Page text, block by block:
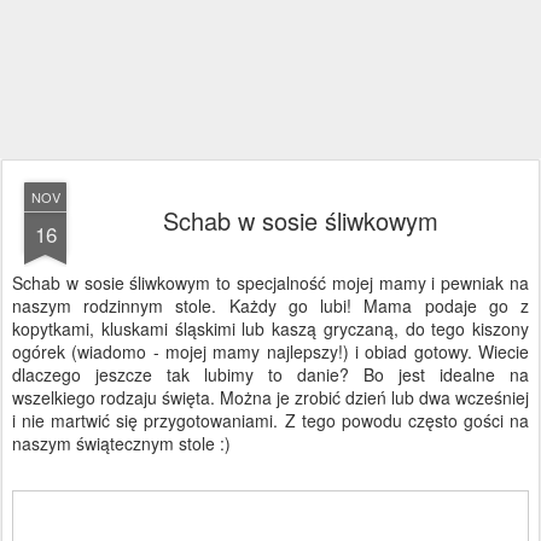
NOV
16 Schab w sosie śliwkowym
Schab w sosie śliwkowym to specjalność mojej mamy i pewniak na
naszym rodzinnym stole. Każdy go lubi! Mama podaje go z
kopytkami, kluskami śląskimi lub kaszą gryczaną, do tego kiszony
ogórek (wiadomo - mojej mamy najlepszy!) i obiad gotowy. Wiecie
dlaczego jeszcze tak lubimy to danie? Bo jest idealne na
wszelkiego rodzaju święta. Można je zrobić dzień lub dwa wcześniej
i nie martwić się przygotowaniami. Z tego powodu często gości na
naszym świątecznym stole :)